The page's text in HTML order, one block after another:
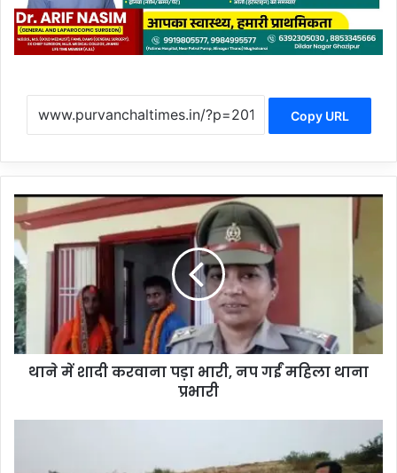
Copy URL
थाने
में
शादी
करवाना
पड़ा
भारी,
नप
गईं
महिला
थानाथाने में शादी करवाना पड़ा भारी, नप गईं महिला थाना
प्रभारी